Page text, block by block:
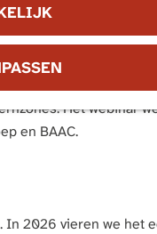
de 12 gemeenten
Het webinar
en BAAC.
2026 vieren we het